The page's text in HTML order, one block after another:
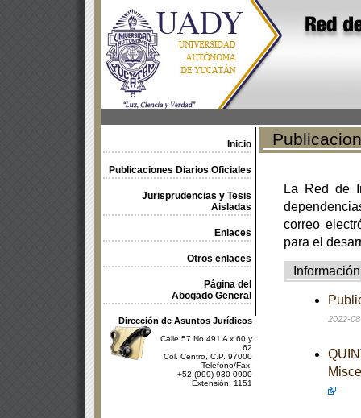
Inicio
Publicaciones Diarios Oficiales
Jurisprudencias y Tesis
Aisladas
Enlaces
Otros enlaces
Página del
Abogado General
Dirección de Asuntos Jurídicos
Calle 57 No 491 A x 60 y
62
Col. Centro, C.P. 97000
Teléfono/Fax:
+52 (999) 930-0900
Extensión: 1151
La Red de
correo
para el
Información
2022-